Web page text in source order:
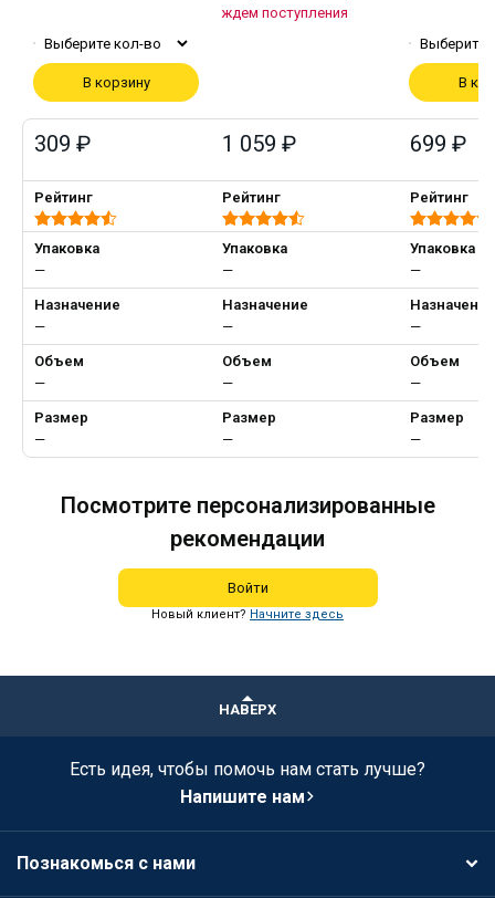
Выберите кол-во
В корзину
ждем поступления
Выберите
В
309 ₽ 1 059 ₽ 699 ₽
Рейтинг Рейтинг Рейтинг
Упаковка
—
Упаковка
—
Упаковка
—
Назначение
—
Назначение
—
Назначение
—
Объем
—
Объем
—
Объем
—
Размер
—
Размер
—
Размер
—
Посмотрите персонализированные
рекомендации
Войти
Новый клиент? Начните здесь
НАВЕРХ
Есть идея, чтобы помочь нам стать лучше?
Напишите нам
Познакомься с нами